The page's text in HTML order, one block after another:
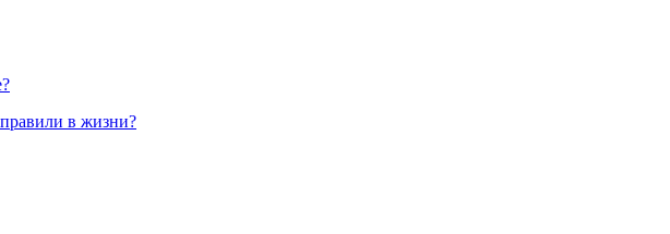
в жизни?